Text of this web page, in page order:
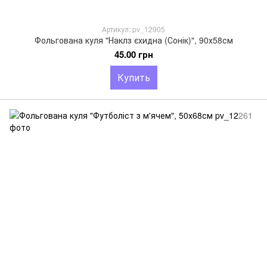
Артикул: pv_12905
Фольгована куля "Наклз єхидна (Сонік)", 90х58см
45.00 грн
Купить